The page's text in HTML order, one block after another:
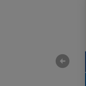
arrow_circle_left